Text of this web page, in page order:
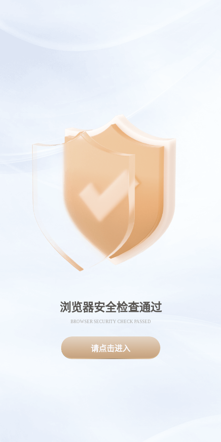
浏览器安全检查通过
BROWSER SECURITY CHECK PASSED
请点击进入